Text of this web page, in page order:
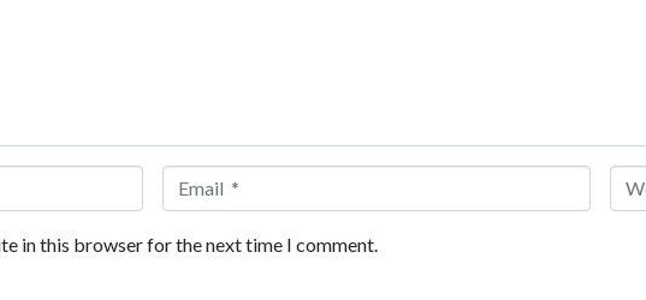
Email *
in this browser for the next time I comment.